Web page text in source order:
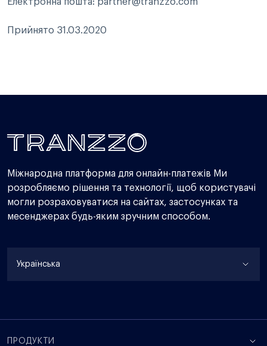
Прийнято 31.03.2020
Міжнародна платформа для онлайн-платежів Ми
розробляємо рішення та технології, щоб користувачі
могли розраховуватися на сайтах, застосунках та
месенджерах будь-яким зручним способом.
Українська
ПРОДУКТИ